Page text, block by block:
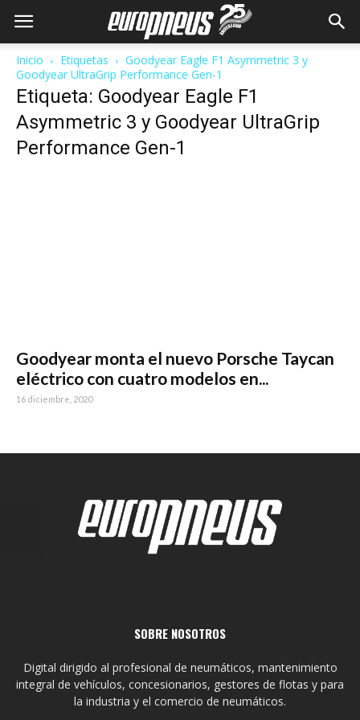
Inicio Etiquetas
Goodyear Eagle F1 Asymmetric 3 y
Goodyear UltraGrip Performance Gen-1
Etiqueta: Goodyear Eagle F1
Asymmetric 3 y Goodyear UltraGrip
Performance Gen-1
Goodyear monta el nuevo Porsche Taycan
eléctrico con cuatro modelos en...
16 diciembre, 2020
SOBRE NOSOTROS
Digital dirigido al profesional de neumáticos, mantenimiento
integral de vehículos, concesionarios, gestores de flotas y para
la industria y el comercio de neumáticos.